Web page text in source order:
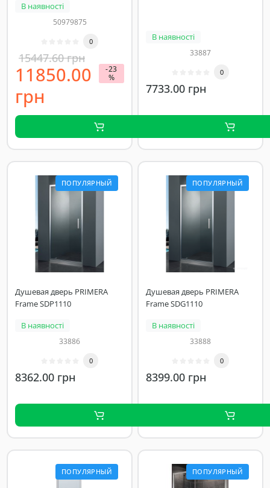
В наявності
50979875
0
15447.60 грн
-23
%
11850.00
грн
В наявності
33887
0
7733.00 грн
ПОПУЛЯРНЫЙ
Душевая дверь PRIMERA
Frame SDP1110
В наявності
33886
0
8362.00 грн
ПОПУЛЯРНЫЙ
Душевая дверь PRIMERA
Frame SDG1110
В наявності
33888
0
8399.00 грн
ПОПУЛЯРНЫЙ ПОПУЛЯРНЫЙ